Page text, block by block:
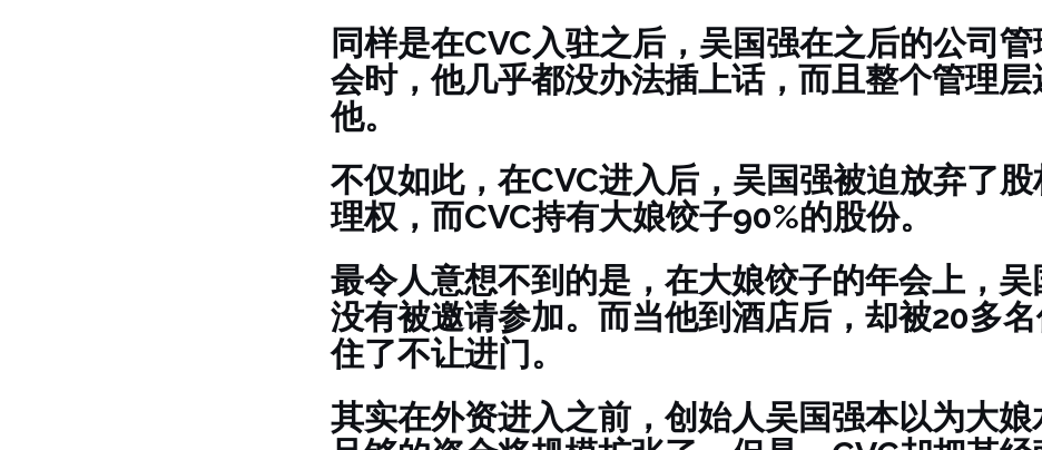
同样是在CVC入驻之后，吴国强在之后的公司
会时，他几乎都没办法插上话，而且整个管理层
他。
不仅如此，在CVC进入后，吴国强被迫放弃了
理权，而CVC持有大娘饺子90%的股份。
最令人意想不到的是，在大娘饺子的年会上，吴
没有被邀请参加。而当他到酒店后，却被20多
住了不让进门。
其实在外资进入之前，创始人吴国强本以为大娘